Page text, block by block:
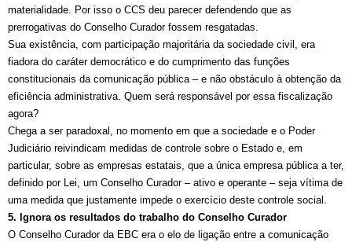
materialidade. Por isso o CCS deu parecer defendendo que as
prerrogativas do Conselho Curador fossem resgatadas.
Sua existência, com participação majoritária da sociedade civil, era
fiadora do caráter democrático e do cumprimento das funções
constitucionais da comunicação pública – e não obstáculo à obtenção da
eficiência administrativa. Quem será responsável por essa fiscalização
agora?
Chega a ser paradoxal, no momento em que a sociedade e o Poder
Judiciário reivindicam medidas de controle sobre o Estado e, em
particular, sobre as empresas estatais, que a única empresa pública a ter,
definido por Lei, um Conselho Curador – ativo e operante – seja vítima de
uma medida que justamente impede o exercício deste controle social.
5. Ignora os resultados do trabalho do Conselho Curador
O Conselho Curador da EBC era o elo de ligação entre a comunicação